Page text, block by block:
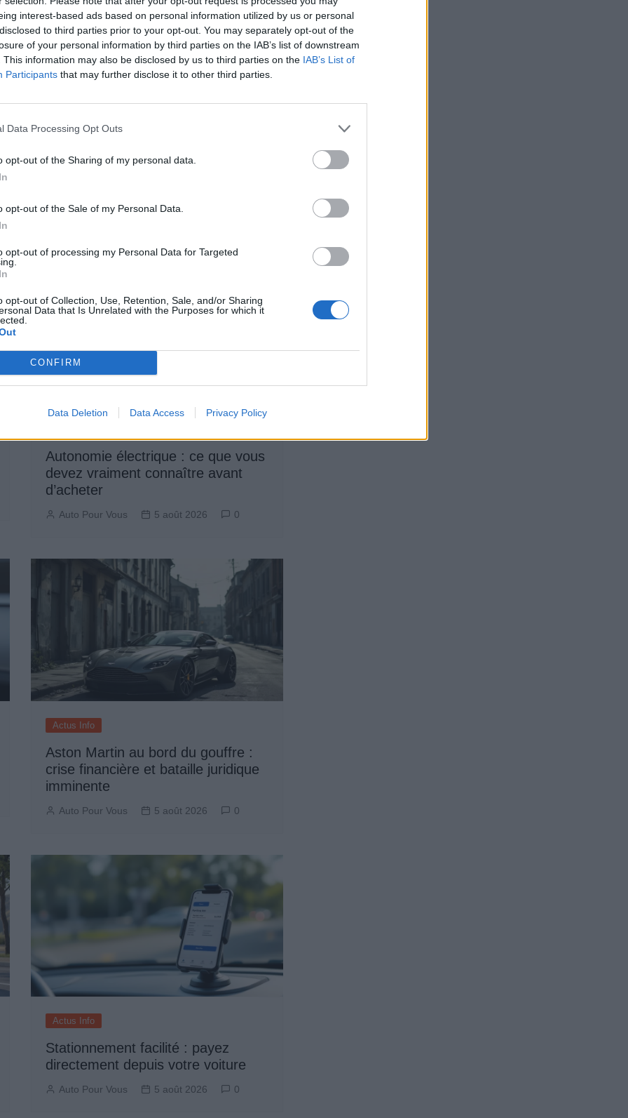
interest-based ads based on personal information utilized by us or personal
to third parties prior to your opt-out. You may separately opt-out of the
of your personal information by third parties on the IAB’s list of downstream
This information may also be disclosed by us to third parties on the IAB’s List of
Participants that may further disclose it to other third parties.
Data Processing Opt Outs
opt-out of the Sharing of my personal data.
opt-out of the Sale of my Personal Data.
opt-out of processing my Personal Data for Targeted
opt-out of Collection, Use, Retention, Sale, and/or Sharing
Data that Is Unrelated with the Purposes for which it
CONFIRM
Data Deletion Data Access Privacy Policy
Autonomie électrique : ce que vous
devez vraiment connaître avant
d’acheter
Auto Pour Vous 5 août 2026 0
Actus Info
Aston Martin au bord du gouffre :
crise financière et bataille juridique
imminente
Auto Pour Vous 5 août 2026 0
Actus Info
Stationnement facilité : payez
directement depuis votre voiture
Auto Pour Vous 5 août 2026 0